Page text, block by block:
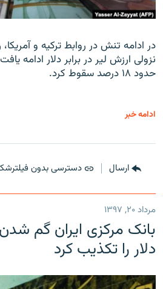
در ادامه تنش در روابط ترکیه و
نزولی ارزش لیر در برابر دلار ادامه
حدود ۱۸ درصد سقوط کرد.
ادامه خبر
ارسال دسترسی بدون
مرداد ۲۰, ۱۳۹۷
دلار را تکذیب کرد